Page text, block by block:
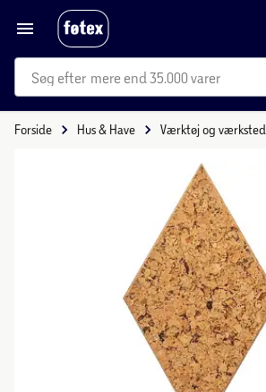
mere end 35.000 varer
Forside Hus & Have Værktøj og værksted